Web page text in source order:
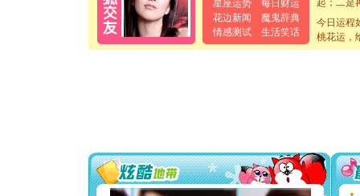
星座运势
每日财运
花边新闻
魔鬼辞典
情感测试
生活笑话
[元旦]当
泣，这痛
卖了。水
你太多，
要平安
[圣诞节]
今日运程
桃花运，